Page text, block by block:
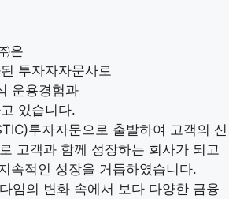
은
투자자자문사로
운용경험과
있습니다.
투자자문으로 출발하여 고객의 신
고객과 함께 성장하는 회사가 되고
속적인 성장을 거듭하였습니다.
임의 변화 속에서 보다 다양한 금융